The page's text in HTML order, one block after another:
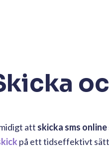
att skicka sms online
på ett tidseffektivt